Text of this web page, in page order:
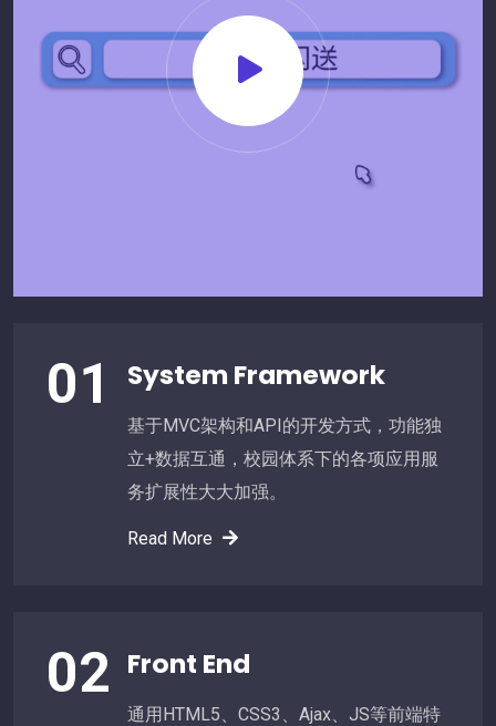
01 System Framework
基于MVC架构和API的开发方式，功能独
立+数据互通，校园体系下的各项应用服
务扩展性大大加强。
Read More
02 Front End
通用HTML5、CSS3、Ajax、JS等前端特